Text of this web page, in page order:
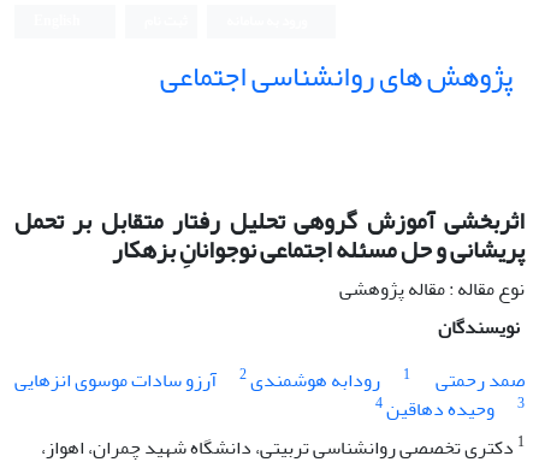
پژوهش های روانشناسی اجتماعی
اثربخشی آموزش گروهی تحلیل رفتار متقابل بر تحمل
پریشانی و حل مسئله اجتماعی نوجوانانِ بزهکار
نوع مقاله : مقاله پژوهشی
نویسندگان
صمد رحمتی
1 رودابه هوشمندی2 آرزو سادات موسوی انزهایی
3 وحیده دهاقین4
1 دکتری تخصصی روانشناسی تربیتی، دانشگاه شهید چمران، اهواز،